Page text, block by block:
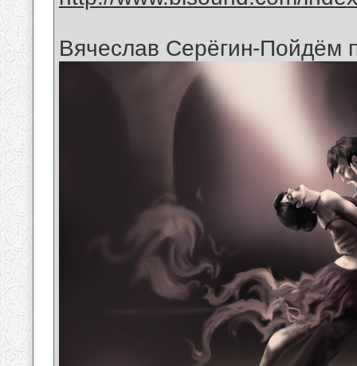
Вячеслав Серёгин-Пойдём